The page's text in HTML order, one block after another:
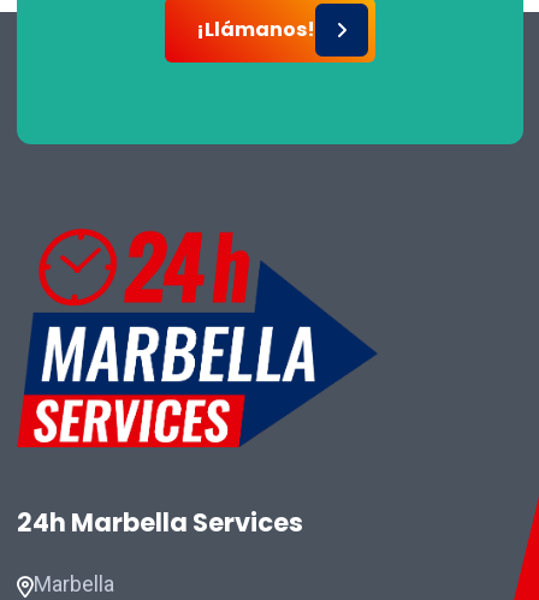
¡Llámanos!
24h Marbella Services
Marbella